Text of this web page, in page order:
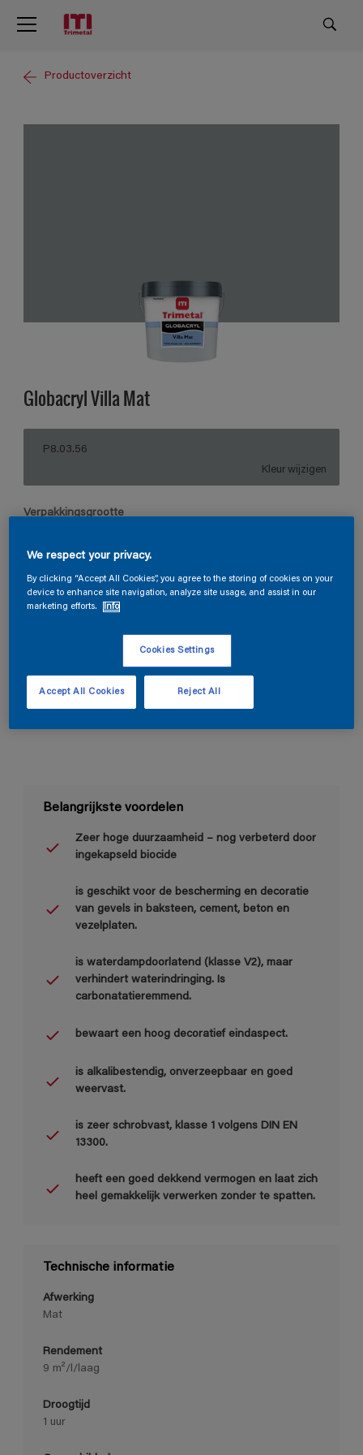
Productoverzicht
Globacryl Villa Mat
P8.03.56
Kleur wijzigen
Verpakkingsgrootte
Aantal Verfcalculator
Vind een verkooppunt
Belangrijkste voordelen
Zeer hoge duurzaamheid – nog verbeterd door
ingekapseld biocide
is geschikt voor de bescherming en decoratie
van gevels in baksteen, cement, beton en
vezelplaten.
is waterdampdoorlatend (klasse V2), maar
verhindert waterindringing. Is
carbonatatieremmend.
bewaart een hoog decoratief eindaspect.
is alkalibestendig, onverzeepbaar en goed
weervast.
is zeer schrobvast, klasse 1 volgens DIN EN
13300.
heeft een goed dekkend vermogen en laat zich
heel gemakkelijk verwerken zonder te spatten.
Technische informatie
Afwerking
Mat
Rendement
9 m²/l/laag
Droogtijd
1 uur
We respect your privacy.
By clicking “Accept All Cookies”, you agree to the storing of cookies on your
device to enhance site navigation, analyze site usage, and assist in our
marketing efforts.
Info
Cookies Settings
Reject All
Accept All Cookies